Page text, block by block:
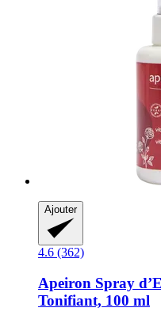
Ajouter
4.6 (362)
Apeiron Spray
Tonifiant, 100 ml